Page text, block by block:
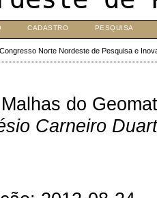
CADASTRO PESQUISA
Norte Nordeste de Pesquisa e
do Geomat
Carneiro